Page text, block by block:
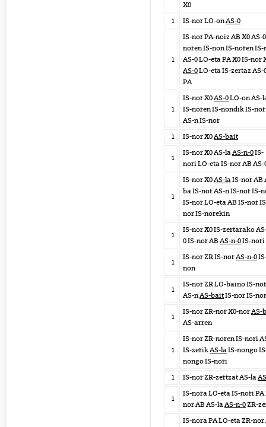
X0
1
IS-nor LO-onAS-0
1
IS-nor PA-noiz AB X0 AS-
noren IS-non IS-noren IS-
AS-0 LO-eta PA X0 IS-nor
AS-0LO-eta IS-zertaz AS-
PA
1
IS-nor X0AS-0LO-on AS-
IS-noren IS-nondik IS-nor
AS-n IS-nor
1
IS-nor X0AS-bait
1
IS-nor X0 AS-laAS-n-0IS-
nori LO-eta IS-nor AB AS-
1
IS-nor X0AS-laIS-nor AB
ba IS-nor AS-n IS-nor IS-
IS-nor LO-eta AB IS-nor
nor IS-norekin
1
IS-nor X0 IS-zertarako
0 IS-nor AB AS-n-0IS-nori
1
IS-nor ZR IS-norAS-n-0
non
1
IS-nor ZR LO-baino IS-nor
AS-nAS-baitIS-nor IS-
1
IS-nor ZR-nor X0-norAS-
AS-arren
1
IS-nor ZR-noren IS-nori
IS-zerikAS-laIS-nongo
nongo IS-nori
1
IS-nor ZR-zertzat AS-la
1
IS-nora LO-eta IS-nori PA
nor AB AS-laAS-n-0ZR-
IS-nora PA LO-eta ZR-nor